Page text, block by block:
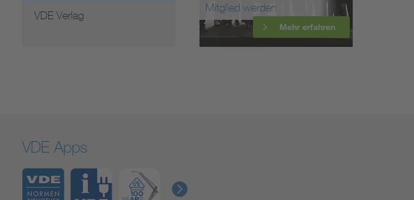
VDE Verlag
Mitglied werden
Mehr erfahren
VDE Apps